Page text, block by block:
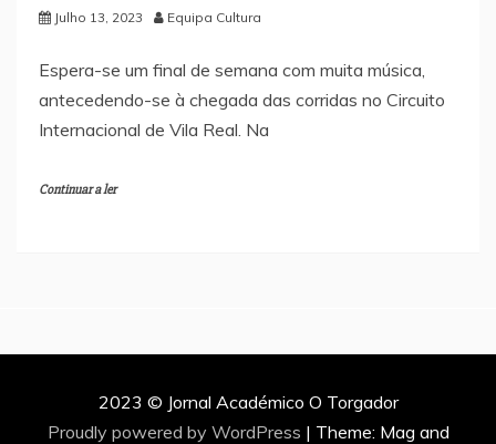
Julho 13, 2023 Equipa Cultura
Espera-se um final de semana com muita música,
antecedendo-se à chegada das corridas no Circuito
Internacional de Vila Real. Na
Continuar a ler
2023 © Jornal Académico O Torgador
Proudly powered by WordPress | Theme: Mag and